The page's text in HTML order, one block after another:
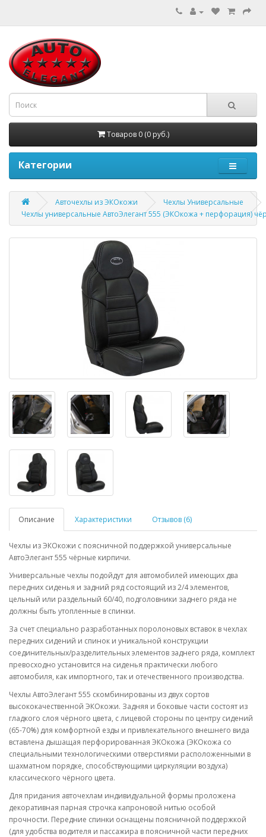
Товаров 0 (0 руб.)
Категории
Авточехлы из ЭКОкожи
Чехлы Универсальные
Чехлы универсальные АвтоЭлегант 555 (ЭКОкожа + перфорация)
Описание Характеристики Отзывов (6)
Чехлы из ЭКОкожи с поясничной поддержкой универсальные
АвтоЭлегант 555 чёрные кирпичи.
Универсальные чехлы подойдут для автомобилей имеющих два
передних сиденья и задний ряд состоящий из 2/4 элементов,
цельный или раздельный 60/40, подголовники заднего ряда не
должны быть утопленные в спинки.
За счет специально разработанных поролоновых вставок в чехлах
передних сидений и спинок и уникальной конструкции
соединительных/разделительных элементов заднего ряда, комплект
превосходно установится на сиденья практически любого
автомобиля, как импортного, так и отечественного производства.
Чехлы АвтоЭлегант 555 скомбинированы из двух сортов
высококачественной ЭКОкожи. Задняя и боковые части состоят из
гладкого слоя чёрного цвета, с лицевой стороны по центру сидений
(65-70%) для комфортной езды и привлекательного внешнего вида
вставлена дышащая перфорированная ЭКОкожа (ЭКОкожа со
специальными технологическими отверстиями расположенными в
шахматном порядке, способствующими циркуляции воздуха)
классического чёрного цвета.
Для придания авточехлам индивидуальной формы проложена
декоративная парная строчка капроновой нитью особой
прочности. Передние спинки оснащены поясничной поддержкой
(для удобства водителя и пассажира в поясничной части передних